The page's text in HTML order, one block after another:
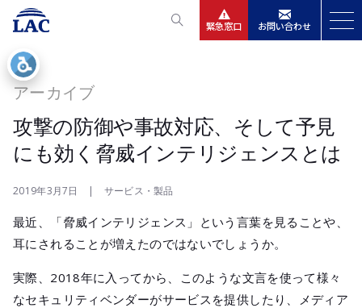
緊急窓口 お問い合わせ
会社情報
採用
アーカイブ
攻撃の防御や事故対応、そして予見
にも効く脅威インテリジェンスとは
2019年3月7日 | サービス・製品
最近、「脅威インテリジェンス」という言葉を見ることや、
耳にされることが増えたのではないでしょうか。
実際、2018年に入ってから、このような文言を使って様々
なセキュリティベンダーがサービスを提供したり、メディア